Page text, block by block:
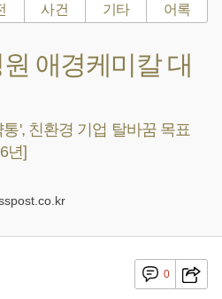
사건 기타 어록
애경케미칼 대
', 친환경 기업 탈바꿈 목표
년]
0